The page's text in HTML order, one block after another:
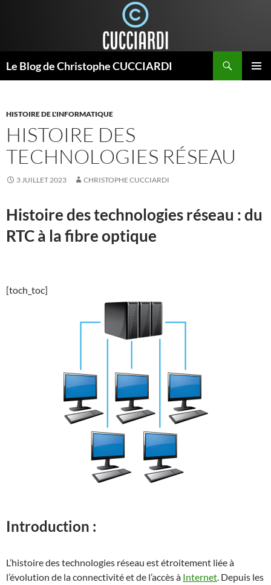
Le Blog de Christophe CUCCIARDI
HISTOIRE DE L'INFORMATIQUE
HISTOIRE DES
TECHNOLOGIES RÉSEAU
3 JUILLET 2023 CHRISTOPHE CUCCIARDI
Histoire des technologies réseau : du
RTC à la fibre optique
[toch_toc]
Introduction :
L’histoire des technologies réseau est étroitement liée à
l’évolution de la connectivité et de l’accès à Internet. Depuis les